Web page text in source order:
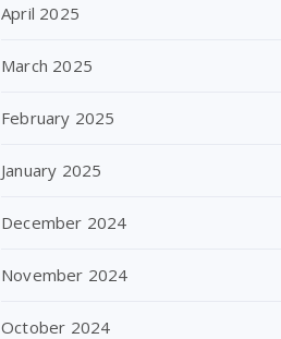
April 2025
March 2025
February 2025
January 2025
December 2024
November 2024
October 2024